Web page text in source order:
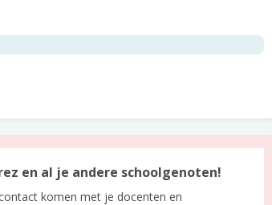
en al je andere schoolgenoten!
komen met je docenten en